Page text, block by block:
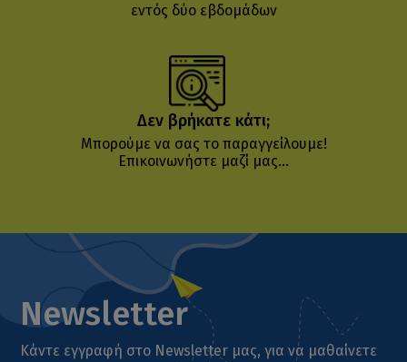
εντός δύο εβδομάδων
Δεν βρήκατε κάτι;
Μπορούμε να σας το παραγγείλουμε!
Επικοινωνήστε μαζί μας...
Newsletter
Κάντε εγγραφή στο Newsletter μας, για να μαθαίνετε